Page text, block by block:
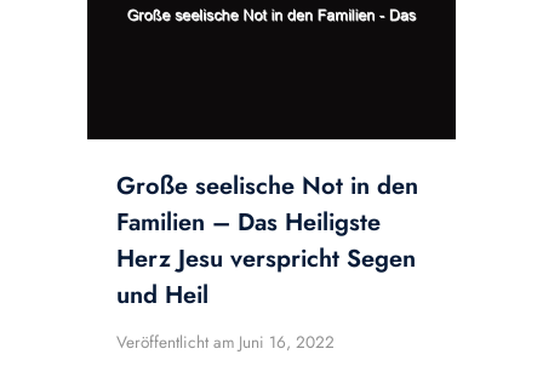
Große seelische Not in den
Familien – Das Heiligste
Herz Jesu verspricht Segen
und Heil
Veröffentlicht am Juni 16, 2022